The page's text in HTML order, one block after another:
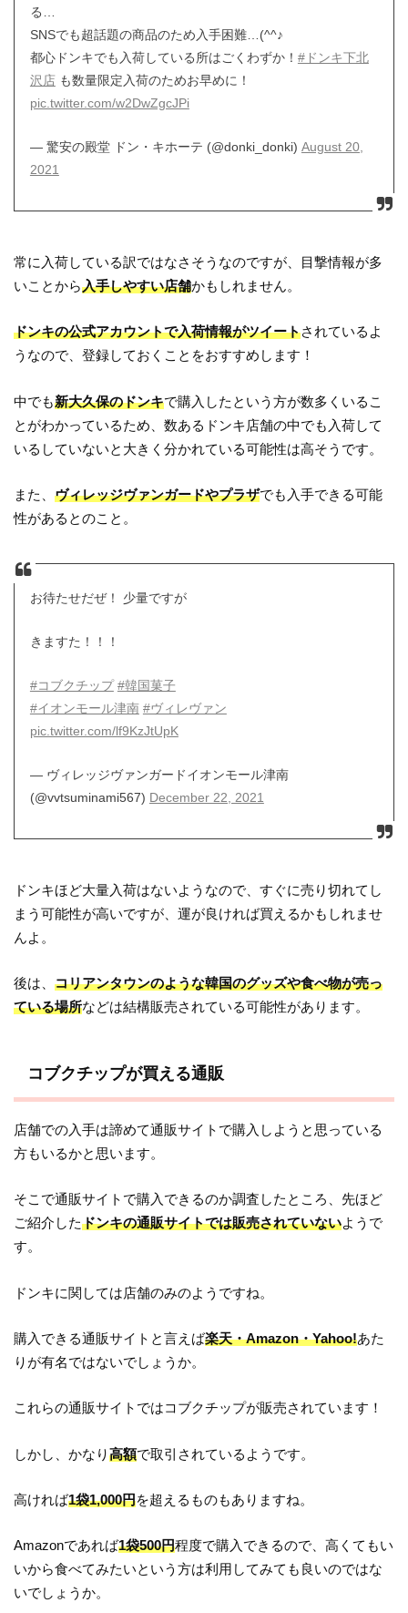
る…
SNSでも超話題の商品のため入手困難…(^^♪
都心ドンキでも入荷している所はごくわずか！ #ドンキ下北
沢店 も数量限定入荷のためお早めに！
pic.twitter.com/w2DwZgcJPi
— 驚安の殿堂 ドン・キホーテ (@donki_donki) August 20,
2021
常に入荷している訳ではなさそうなのですが、目撃情報が多
いことから入手しやすい店舗かもしれません。
ドンキの公式アカウントで入荷情報がツイートされているよ
うなので、登録しておくことをおすすめします！
中でも新大久保のドンキで購入したという方が数多くいるこ
とがわかっているため、数あるドンキ店舗の中でも入荷して
いるしていないと大きく分かれている可能性は高そうです。
また、ヴィレッジヴァンガードやプラザでも入手できる可能
性があるとのこと。
お待たせだぜ！ 少量ですが
きますた！！！
#コブクチップ #韓国菓子
#イオンモール津南 #ヴィレヴァン
pic.twitter.com/lf9KzJtUpK
— ヴィレッジヴァンガードイオンモール津南
(@vvtsuminami567) December 22, 2021
ドンキほど大量入荷はないようなので、すぐに売り切れてし
まう可能性が高いですが、運が良ければ買えるかもしれませ
んよ。
後は、コリアンタウンのような韓国のグッズや食べ物が売っ
ている場所などは結構販売されている可能性があります。
コブクチップが買える通販
店舗での入手は諦めて通販サイトで購入しようと思っている
方もいるかと思います。
そこで通販サイトで購入できるのか調査したところ、先ほど
ご紹介したドンキの通販サイトでは販売されていないようで
す。
ドンキに関しては店舗のみのようですね。
購入できる通販サイトと言えば楽天・Amazon・Yahoo!あた
りが有名ではないでしょうか。
これらの通販サイトではコブクチップが販売されています！
しかし、かなり高額で取引されているようです。
高ければ1袋1,000円を超えるものもありますね。
Amazonであれば1袋500円程度で購入できるので、高くてもい
いから食べてみたいという方は利用してみても良いのではな
いでしょうか。